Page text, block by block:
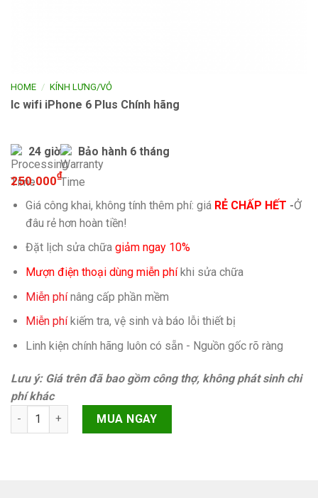
HOME / KÍNH LƯNG/VỎ
Ic wifi iPhone 6 Plus Chính hãng
24 giờ Bảo hành 6 tháng
250.000₫
Giá công khai, không tính thêm phí: giá RẺ CHẤP HẾT -Ở
đâu rẻ hơn hoàn tiền!
Đặt lịch sửa chữa giảm ngay 10%
Mượn điện thoại dùng miễn phíkhi sửa chữa
Miễn phínâng cấp phần mềm
Miễn phíkiếm tra, vệ sinh và báo lỗi thiết bị
Linh kiện chính hãng luôn có sẵn - Nguồn gốc rõ ràng
Lưu ý: Giá trên đã bao gồm công thợ, không phát sinh chi
phí khác
Ic wifi iPhone 6 Plus Chính hãng quantity
MUA NGAY